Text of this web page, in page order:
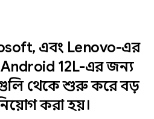
এবং Lenovo-এর
12L-এর জন্য
থেকে শুরু করে বড়
করা হয়।